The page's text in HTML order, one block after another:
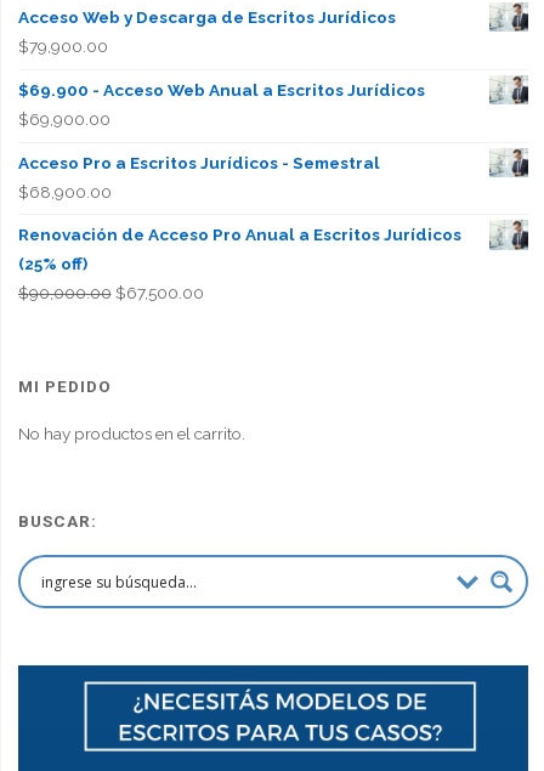
Acceso Web y Descarga de Escritos Jurídicos
$79,900.00
$69.900 - Acceso Web Anual a Escritos Jurídicos
$69,900.00
Acceso Pro a Escritos Jurídicos - Semestral
$68,900.00
Renovación de Acceso Pro Anual a Escritos Jurídicos
(25% off)
$90,000.00 El
$67,500.00El
MI PEDIDO
No hay productos en el carrito.
BUSCAR: